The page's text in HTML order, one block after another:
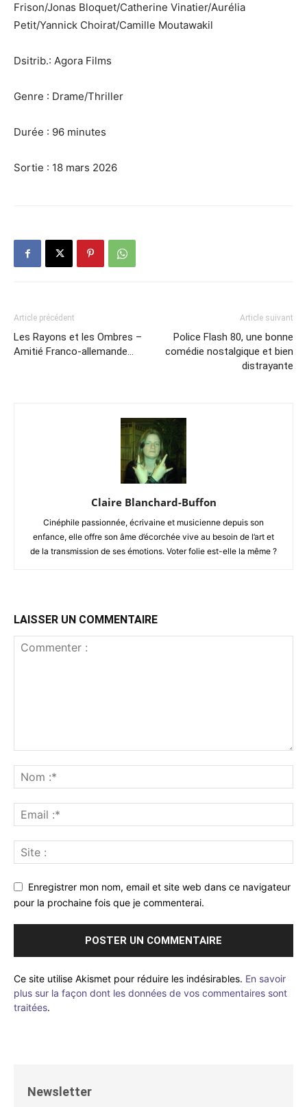
Frison/Jonas Bloquet/Catherine Vinatier/Aurélia
Petit/Yannick Choirat/Camille Moutawakil
Dsitrib.: Agora Films
Genre : Drame/Thriller
Durée : 96 minutes
Sortie : 18 mars 2026
Article précédent
Les Rayons et les Ombres –
Amitié Franco-allemande…
Article suivant
Police Flash 80, une bonne
comédie nostalgique et bien
distrayante
Claire Blanchard-Buffon
Cinéphile passionnée, écrivaine et musicienne depuis son
enfance, elle offre son âme d’écorchée vive au besoin de l’art et
de la transmission de ses émotions. Voter folie est-elle la même ?
LAISSER UN COMMENTAIRE
Enregistrer mon nom, email et site web dans ce navigateur
pour la prochaine fois que je commenterai.
Ce site utilise Akismet pour réduire les indésirables. En savoir
plus sur la façon dont les données de vos commentaires sont
traitées.
Newsletter